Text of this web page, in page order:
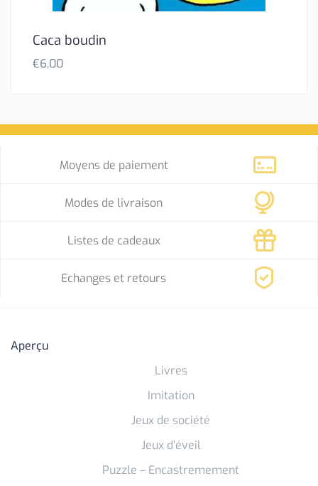
Caca boudin
€6,00
Moyens de paiement
Modes de livraison
Listes de cadeaux
Echanges et retours
Aperçu
Livres
Imitation
Jeux de société
Jeux d’éveil
Puzzle – Encastremement